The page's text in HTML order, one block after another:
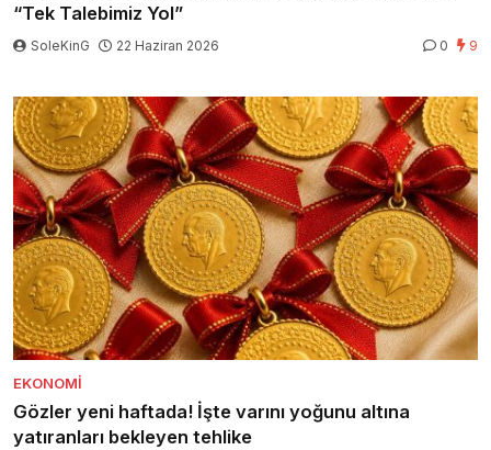
“Tek Talebimiz Yol”
SoleKinG 22 Haziran 2026 0 9
EKONOMI
Gözler yeni haftada! İşte varını yoğunu altına
yatıranları bekleyen tehlike